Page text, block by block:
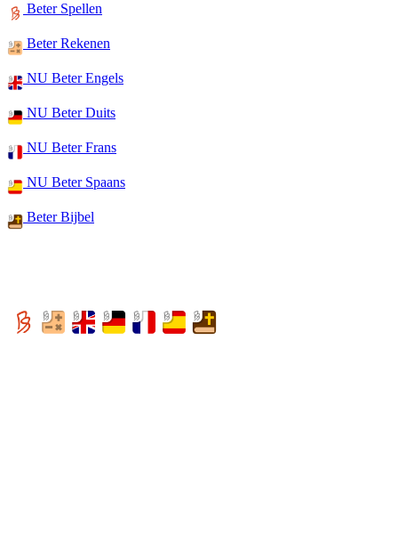
Beter Spellen
Beter Rekenen
NU Beter Engels
NU Beter Duits
NU Beter Frans
NU Beter Spaans
Beter Bijbel